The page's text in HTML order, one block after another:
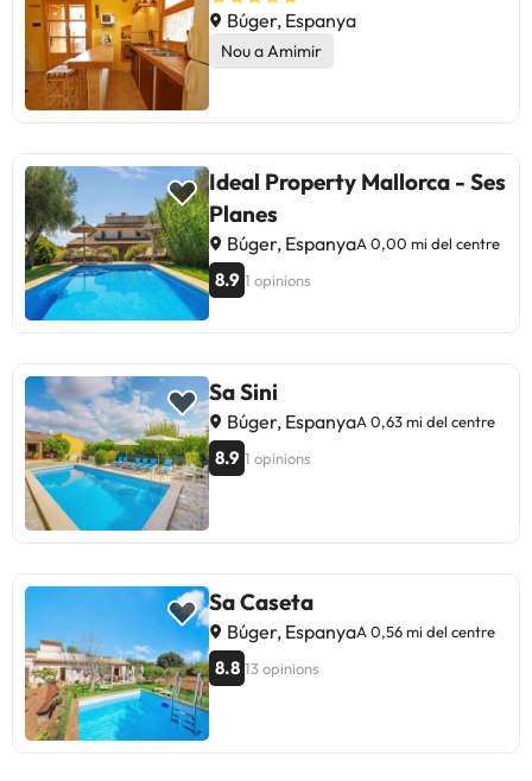
Búger, Espanya
Nou a Amimir
Ideal Property Mallorca - Ses
Planes
Búger, EspanyaA 0,00 mi del centre
8.9 1 opinions
Sa Sini
Búger, EspanyaA 0,63 mi del centre
8.9 1 opinions
Sa Caseta
Búger, EspanyaA 0,56 mi del centre
8.8 13 opinions